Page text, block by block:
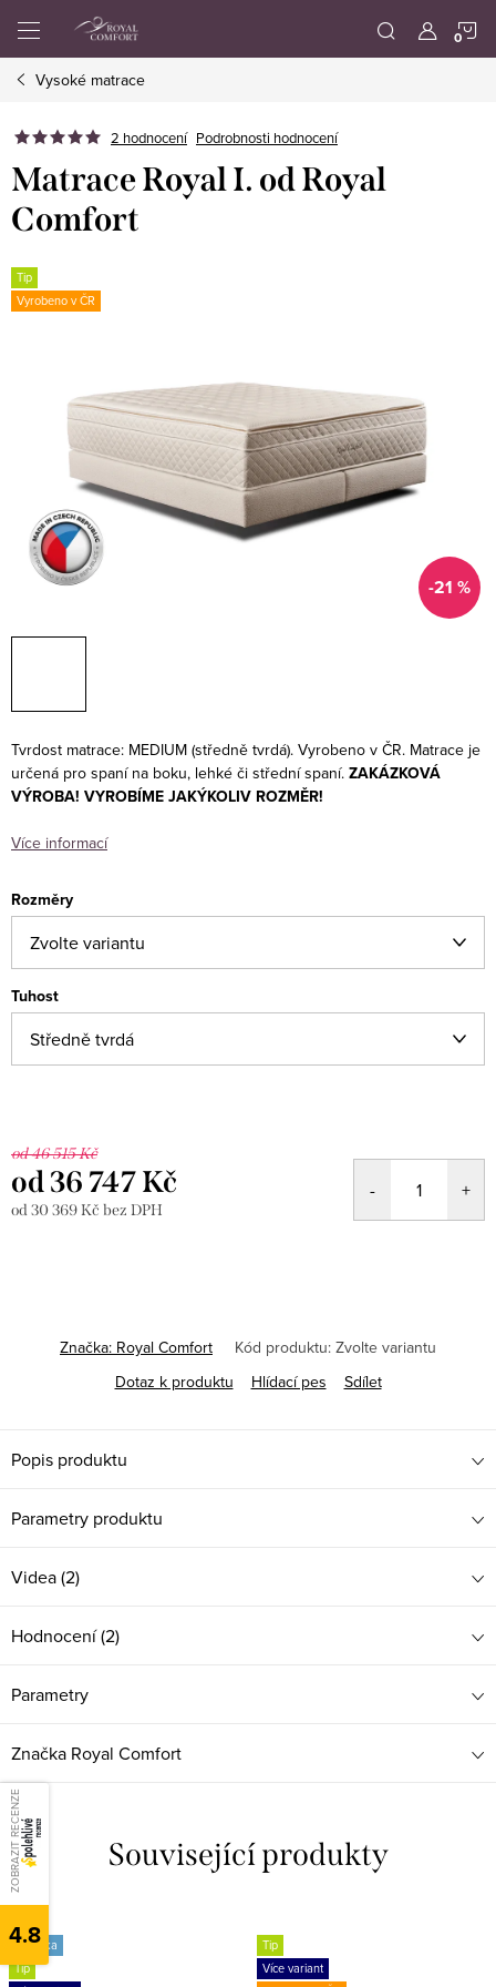
obsah
Vysoké matrace
2 hodnocení Podrobnosti hodnocení
Matrace Royal I. od Royal
Comfort
Tip
Vyrobeno v ČR
-21 %
Tvrdost matrace: MEDIUM (středně tvrdá). Vyrobeno v ČR. Matrace je
určená pro spaní na boku, lehké či střední spaní. ZAKÁZKOVÁ
VÝROBA! VYROBÍME JAKÝKOLIV ROZMĚR!
Více informací
Rozměry
Tuhost
od 46 515 Kč
od36 747 Kč
od30 369 Kč bez DPH
Značka: Royal Comfort Kód produktu: Zvolte variantu
Dotaz k produktu
Hlídací pes Sdílet
Popis produktu
Parametry produktu
Videa (2)
Hodnocení (2)
Parametry
Značka Royal Comfort
Související produkty
Novinka
Tip
Tip
Více variant
ZOBRAZIT RECENZE
4.8